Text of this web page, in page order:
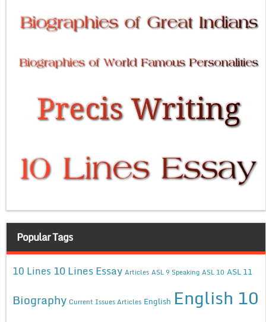
Popular Tags
10 Lines 10 Lines Essay Articles ASL 9 Speaking ASL 10 ASL 11
Biography Current Issues Articles English English 10